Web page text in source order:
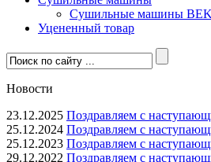
Сушильные машины
Уцененный товар
Новости
23.12.2025 Поздравляем с
25.12.2024 Поздравляем с
25.12.2023 Поздравляем с
29.12.2022 Поздравляем с